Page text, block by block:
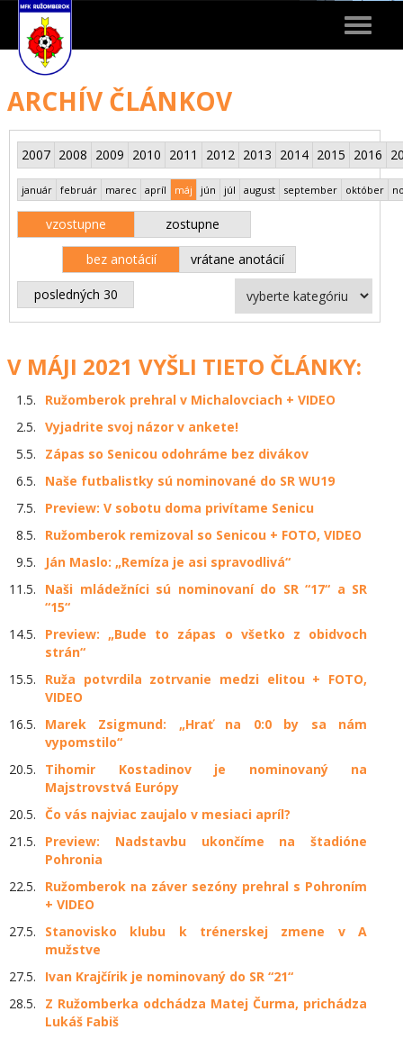
Toggle
ARCHÍV ČLÁNKOV
2007 2008 2009 2010 2011 2012 2013 2014 2015 2016
január február marec apríl máj jún júl august september október
vzostupne zostupne
bez anotácií vrátane anotácií
posledných 30
V MÁJI 2021 VYŠLI TIETO ČLÁNKY:
1.5.
Ružomberok prehral v Michalovciach + VIDEO
2.5. Vyjadrite svoj názor v ankete!
5.5.
Zápas so Senicou odohráme bez divákov
6.5.
Naše futbalistky sú nominované do SR WU19
7.5.
Preview: V sobotu doma privítame Senicu
8.5.
Ružomberok remizoval so Senicou + FOTO, VIDEO
9.5.
Ján Maslo: „Remíza je asi spravodlivá“
11.5.
Naši mládežníci sú nominovaní do SR “17“ a SR
“15“
14.5.
Preview: „Bude to zápas o všetko z obidvoch
strán“
15.5.
Ruža potvrdila zotrvanie medzi elitou + FOTO,
VIDEO
16.5.
Marek Zsigmund: „Hrať na 0:0 by sa nám
vypomstilo“
20.5.
Tihomir Kostadinov je nominovaný na
Majstrovstvá Európy
20.5. Čo vás najviac zaujalo v mesiaci apríl?
21.5.
Preview: Nadstavbu ukončíme na štadióne
Pohronia
22.5.
Ružomberok na záver sezóny prehral s Pohroním
+ VIDEO
27.5.
Stanovisko klubu k trénerskej zmene v A
mužstve
27.5.
Ivan Krajčírik je nominovaný do SR “21“
28.5.
Z Ružomberka odchádza Matej Čurma, prichádza
Lukáš Fabiš